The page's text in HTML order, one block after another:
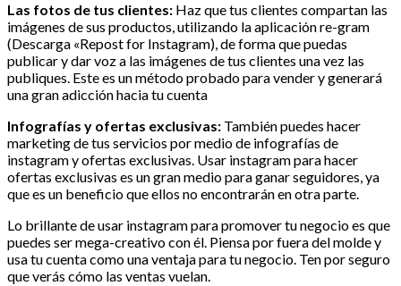
Las fotos de tus clientes: Haz que tus clientes compartan las
imágenes de sus productos, utilizando la aplicación re-gram
(Descarga «Repost for Instagram), de forma que puedas
publicar y dar voz a las imágenes de tus clientes una vez las
publiques. Este es un método probado para vender y generará
una gran adicción hacia tu cuenta
Infografías y ofertas exclusivas: También puedes hacer
marketing de tus servicios por medio de infografías de
instagram y ofertas exclusivas. Usar instagram para hacer
ofertas exclusivas es un gran medio para ganar seguidores, ya
que es un beneficio que ellos no encontrarán en otra parte.
Lo brillante de usar instagram para promover tu negocio es que
puedes ser mega-creativo con él. Piensa por fuera del molde y
usa tu cuenta como una ventaja para tu negocio. Ten por seguro
que verás cómo las ventas vuelan.